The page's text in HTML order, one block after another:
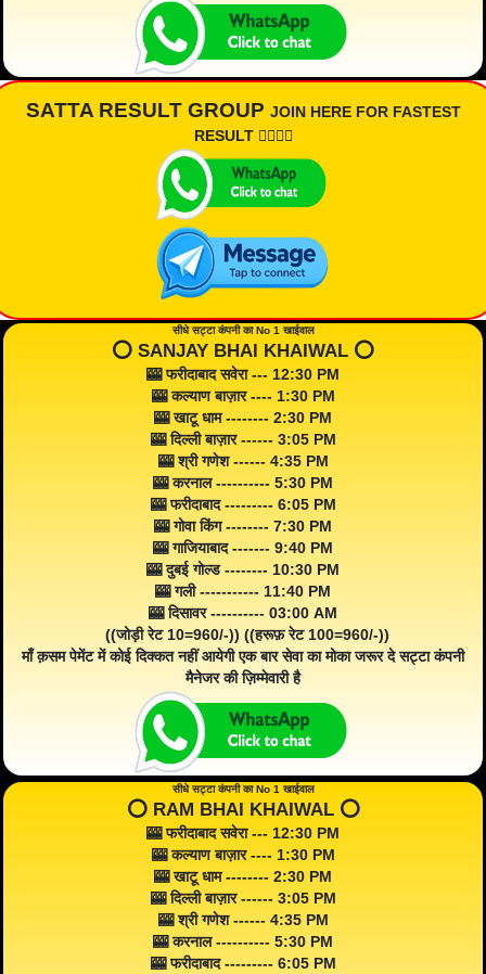
SATTA RESULT GROUP JOIN HERE FOR FASTEST
RESULT 👇🏾👇🏾
सीधे सट्टा कंपनी का No 1 खाईवाल
⭕️ SANJAY BHAI KHAIWAL ⭕️
🎰 फरीदाबाद सवेरा --- 12:30 PM
🎰 कल्याण बाज़ार ---- 1:30 PM
🎰 खाटू धाम -------- 2:30 PM
🎰 दिल्ली बाज़ार ------ 3:05 PM
🎰 श्री गणेश ------ 4:35 PM
🎰 करनाल ---------- 5:30 PM
🎰 फरीदाबाद --------- 6:05 PM
🎰 गोवा किंग -------- 7:30 PM
🎰 गाजियाबाद ------- 9:40 PM
🎰 दुबई गोल्ड -------- 10:30 PM
🎰 गली ----------- 11:40 PM
🎰 दिसावर ---------- 03:00 AM
((जोड़ी रेट 10=960/-)) ((हरूफ़ रेट 100=960/-))
माँ क़सम पेमेंट में कोई दिक्कत नहीं आयेगी एक बार सेवा का मोका जरूर दे सट्टा कंपनी
मैनेजर की ज़िम्मेवारी है
सीधे सट्टा कंपनी का No 1 खाईवाल
⭕️ RAM BHAI KHAIWAL ⭕️
🎰 फरीदाबाद सवेरा --- 12:30 PM
🎰 कल्याण बाज़ार ---- 1:30 PM
🎰 खाटू धाम -------- 2:30 PM
🎰 दिल्ली बाज़ार ------ 3:05 PM
🎰 श्री गणेश ------ 4:35 PM
🎰 करनाल ---------- 5:30 PM
🎰 फरीदाबाद --------- 6:05 PM